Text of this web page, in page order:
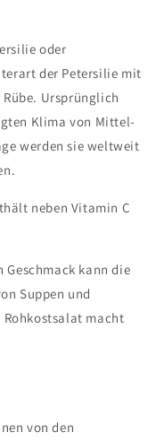
oder
der Petersilie mit
Ursprünglich
Klima von Mittel-
werden sie weltweit
neben Vitamin C
kann die
Suppen und
macht
von den